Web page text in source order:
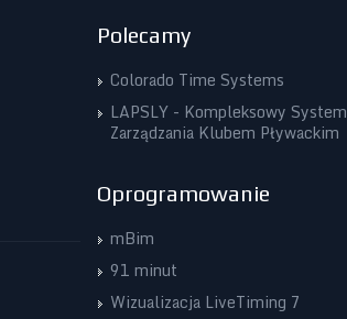
Polecamy
Colorado Time Systems
LAPSLY - Kompleksowy System
Zarządzania Klubem Pływackim
Oprogramowanie
mBim
91 minut
Wizualizacja LiveTiming 7